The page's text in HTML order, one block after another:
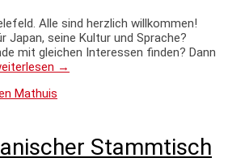
Alle sind herzlich willkommen!
Japan, seine Kultur und Sprache?
mit gleichen Interessen finden? Dann
→
Mathuis
Stammtisch